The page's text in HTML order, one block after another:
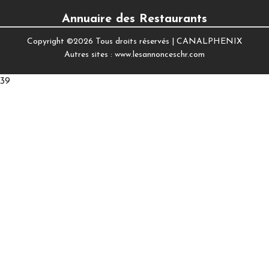
Annuaire des Restaurants
Copyright ©2026 Tous droits réservés | CANALPHENIX
Autres sites : www.lesannonceschr.com
39